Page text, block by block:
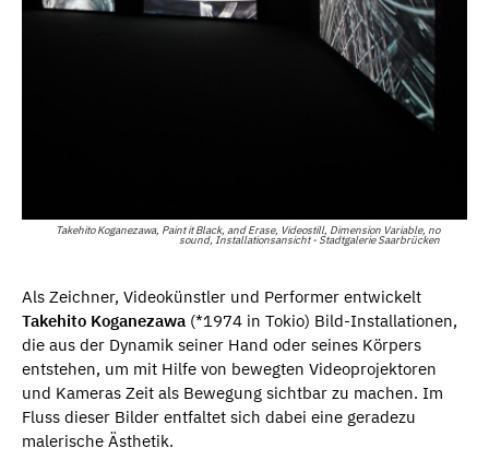
Takehito Koganezawa, Paint it Black, and Erase, Videostill, Dimension Variable, no
sound, Installationsansicht - Stadtgalerie Saarbrücken
Als Zeichner, Videokünstler und Performer entwickelt
Takehito Koganezawa (*1974 in Tokio) Bild-Installationen,
die aus der Dynamik seiner Hand oder seines Körpers
entstehen, um mit Hilfe von bewegten Videoprojektoren
und Kameras Zeit als Bewegung sichtbar zu machen. Im
Fluss dieser Bilder entfaltet sich dabei eine geradezu
malerische Ästhetik.